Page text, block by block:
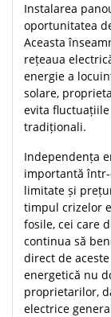
Instalarea
oportunitatea
Aceasta
rețeaua
energie a
solare,
evita
tradiționali.
Independența
importantă
limitate și
timpul crizelor
fosile, cei care
continua să
direct de
energetică nu
proprietarilor,
electrice